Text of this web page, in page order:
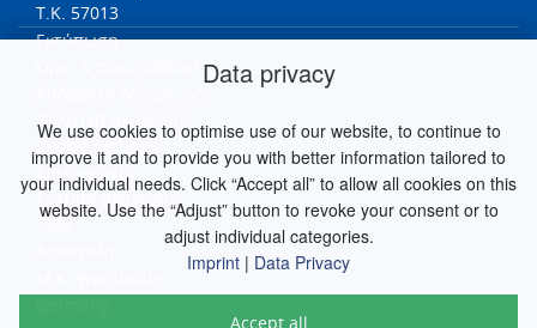
Data privacy
We use cookies to optimise use of our website, to continue to
improve it and to provide you with better information tailored to
your individual needs. Click “Accept all” to allow all cookies on this
website. Use the “Adjust” button to revoke your consent or to
adjust individual categories.
Imprint | Data Privacy
Accept all
T.K. 57013
Εκτύπωση
Πολιτική ακύρωσης
Cookie Settings
Επικοινωνία
Έντυπο ακύρωσης